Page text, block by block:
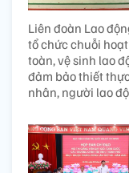
Liên đoàn Lao
tổ chức chuỗi
toàn, vệ sinh lao
đảm bảo thiết
nhân, người lao